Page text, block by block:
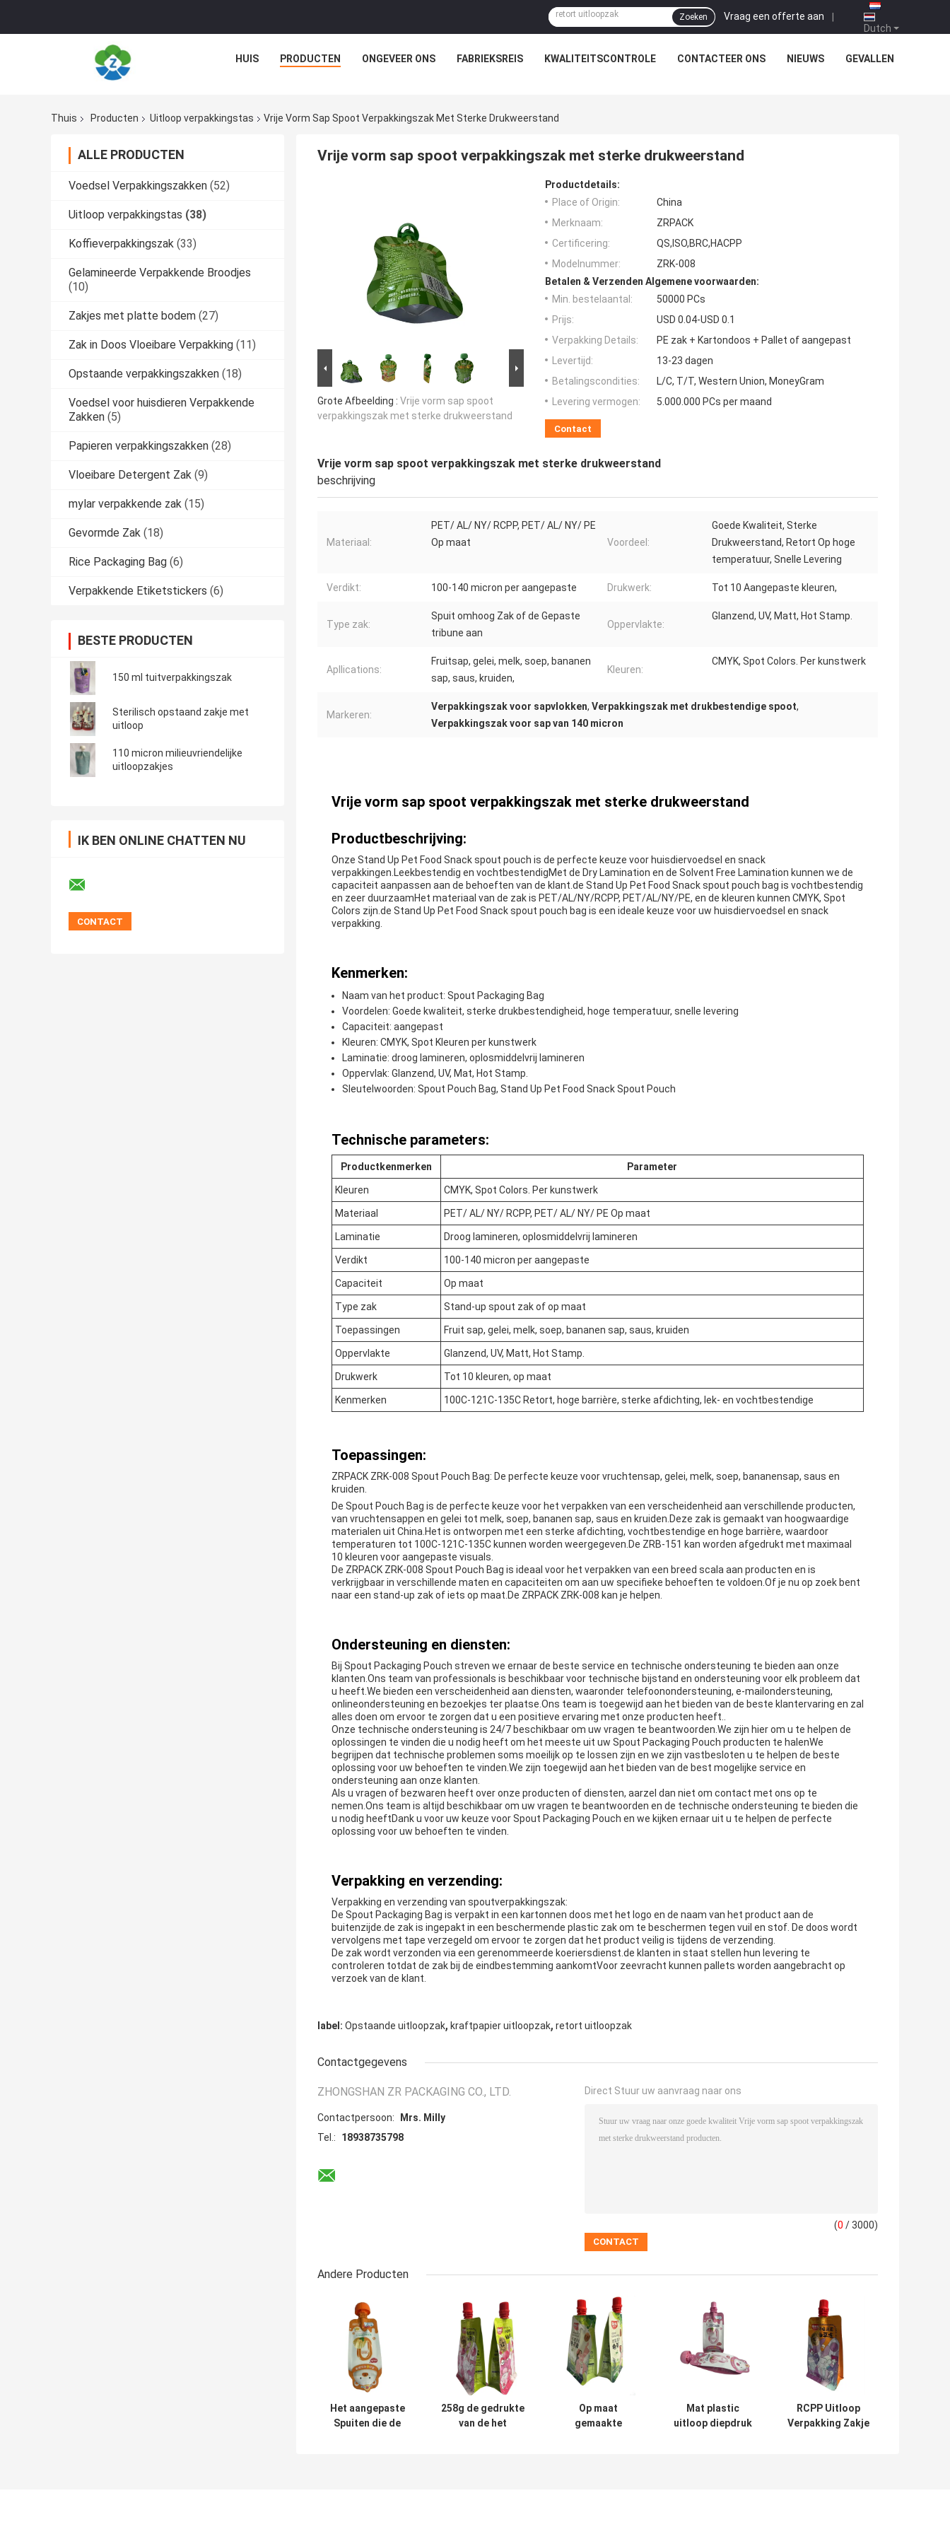
Dutch
Vraag een offerte aan |
Zoeken
HUIS PRODUCTEN ONGEVEER ONS FABRIEKSREIS KWALITEITSCONTROLE CONTACTEER ONS NIEUWS GEVALLEN
Thuis Producten Uitloop verpakkingstas Vrije Vorm Sap Spoot Verpakkingszak Met Sterke Drukweerstand
ALLE PRODUCTEN
Voedsel Verpakkingszakken (52)
Uitloop verpakkingstas (38)
Koffieverpakkingszak (33)
Gelamineerde Verpakkende Broodjes
(10)
Zakjes met platte bodem (27)
Zak in Doos Vloeibare Verpakking (11)
Opstaande verpakkingszakken (18)
Voedsel voor huisdieren Verpakkende
Zakken (5)
Papieren verpakkingszakken (28)
Vloeibare Detergent Zak (9)
mylar verpakkende zak (15)
Gevormde Zak (18)
Rice Packaging Bag (6)
Verpakkende Etiketstickers (6)
BESTE PRODUCTEN
150 ml tuitverpakkingszak
Sterilisch opstaand zakje met
uitloop
110 micron milieuvriendelijke
uitloopzakjes
IK BEN ONLINE CHATTEN NU
Vrije vorm sap spoot verpakkingszak met sterke drukweerstand
Grote Afbeelding : Vrije vorm sap spoot
verpakkingszak met sterke drukweerstand
Productdetails:
Place of Origin:
China
Merknaam:
ZRPACK
Certificering:
QS,ISO,BRC,HACPP
Modelnummer:
ZRK-008
Betalen & Verzenden Algemene voorwaarden:
Min. bestelaantal:
50000 PCs
Prijs:
USD 0.04-USD 0.1
Verpakking Details:
PE zak + Kartondoos + Pallet of aangepast
Levertijd:
13-23 dagen
Betalingscondities:
L/C, T/T, Western Union, MoneyGram
Levering vermogen:
5.000.000 PCs per maand
Contact
Vrije vorm sap spoot verpakkingszak met sterke drukweerstand
beschrijving
Materiaal:
PET/ AL/ NY/ RCPP, PET/ AL/ NY/ PE
Op maat
Voordeel:
Goede Kwaliteit, Sterke
Drukweerstand, Retort Op hoge
temperatuur, Snelle Levering
Verdikt: 100-140 micron per aangepaste Drukwerk: Tot 10 Aangepaste kleuren,
Type zak:
Spuit omhoog Zak of de Gepaste
tribune aan
Oppervlakte:
Glanzend, UV, Matt, Hot Stamp.
Apllications:
Fruitsap, gelei, melk, soep, bananen
sap, saus, kruiden,
Kleuren:
CMYK, Spot Colors. Per kunstwerk
Markeren:
Verpakkingszak voor sapvlokken, Verpakkingszak met drukbestendige spoot,
Verpakkingszak voor sap van 140 micron
Vrije vorm sap spoot verpakkingszak met sterke drukweerstand
Productbeschrijving:
Onze Stand Up Pet Food Snack spout pouch is de perfecte keuze voor huisdiervoedsel en snack
verpakkingen.Leekbestendig en vochtbestendigMet de Dry Lamination en de Solvent Free Lamination kunnen we de
capaciteit aanpassen aan de behoeften van de klant.de Stand Up Pet Food Snack spout pouch bag is vochtbestendig
en zeer duurzaamHet materiaal van de zak is PET/AL/NY/RCPP, PET/AL/NY/PE, en de kleuren kunnen CMYK, Spot
Colors zijn.de Stand Up Pet Food Snack spout pouch bag is een ideale keuze voor uw huisdiervoedsel en snack
verpakking.
Kenmerken:
Naam van het product: Spout Packaging Bag
Voordelen: Goede kwaliteit, sterke drukbestendigheid, hoge temperatuur, snelle levering
Capaciteit: aangepast
Kleuren: CMYK, Spot Kleuren per kunstwerk
Laminatie: droog lamineren, oplosmiddelvrij lamineren
Oppervlak: Glanzend, UV, Mat, Hot Stamp.
Sleutelwoorden: Spout Pouch Bag, Stand Up Pet Food Snack Spout Pouch
Technische parameters:
Productkenmerken Parameter
Kleuren CMYK, Spot Colors. Per kunstwerk
Materiaal PET/ AL/ NY/ RCPP, PET/ AL/ NY/ PE Op maat
Laminatie Droog lamineren, oplosmiddelvrij lamineren
Verdikt 100-140 micron per aangepaste
Capaciteit Op maat
Type zak Stand-up spout zak of op maat
Toepassingen Fruit sap, gelei, melk, soep, bananen sap, saus, kruiden
Oppervlakte Glanzend, UV, Matt, Hot Stamp.
Drukwerk Tot 10 kleuren, op maat
Kenmerken 100C-121C-135C Retort, hoge barrière, sterke afdichting, lek- en vochtbestendige
Toepassingen:
ZRPACK ZRK-008 Spout Pouch Bag: De perfecte keuze voor vruchtensap, gelei, melk, soep, bananensap, saus en
kruiden.
De Spout Pouch Bag is de perfecte keuze voor het verpakken van een verscheidenheid aan verschillende producten,
van vruchtensappen en gelei tot melk, soep, bananen sap, saus en kruiden.Deze zak is gemaakt van hoogwaardige
materialen uit China.Het is ontworpen met een sterke afdichting, vochtbestendige en hoge barrière, waardoor
temperaturen tot 100C-121C-135C kunnen worden weergegeven.De ZRB-151 kan worden afgedrukt met maximaal
10 kleuren voor aangepaste visuals.
De ZRPACK ZRK-008 Spout Pouch Bag is ideaal voor het verpakken van een breed scala aan producten en is
verkrijgbaar in verschillende maten en capaciteiten om aan uw specifieke behoeften te voldoen.Of je nu op zoek bent
naar een stand-up zak of iets op maat.De ZRPACK ZRK-008 kan je helpen.
Ondersteuning en diensten:
Bij Spout Packaging Pouch streven we ernaar de beste service en technische ondersteuning te bieden aan onze
klanten.Ons team van professionals is beschikbaar voor technische bijstand en ondersteuning voor elk probleem dat
u heeft.We bieden een verscheidenheid aan diensten, waaronder telefoonondersteuning, e-mailondersteuning,
onlineondersteuning en bezoekjes ter plaatse.Ons team is toegewijd aan het bieden van de beste klantervaring en zal
alles doen om ervoor te zorgen dat u een positieve ervaring met onze producten heeft..
Onze technische ondersteuning is 24/7 beschikbaar om uw vragen te beantwoorden.We zijn hier om u te helpen de
oplossingen te vinden die u nodig heeft om het meeste uit uw Spout Packaging Pouch producten te halenWe
begrijpen dat technische problemen soms moeilijk op te lossen zijn en we zijn vastbesloten u te helpen de beste
oplossing voor uw behoeften te vinden.We zijn toegewijd aan het bieden van de best mogelijke service en
ondersteuning aan onze klanten.
Als u vragen of bezwaren heeft over onze producten of diensten, aarzel dan niet om contact met ons op te
nemen.Ons team is altijd beschikbaar om uw vragen te beantwoorden en de technische ondersteuning te bieden die
u nodig heeftDank u voor uw keuze voor Spout Packaging Pouch en we kijken ernaar uit u te helpen de perfecte
oplossing voor uw behoeften te vinden.
Verpakking en verzending:
Verpakking en verzending van spoutverpakkingszak:
De Spout Packaging Bag is verpakt in een kartonnen doos met het logo en de naam van het product aan de
buitenzijde.de zak is ingepakt in een beschermende plastic zak om te beschermen tegen vuil en stof. De doos wordt
vervolgens met tape verzegeld om ervoor te zorgen dat het product veilig is tijdens de verzending.
De zak wordt verzonden via een gerenommeerde koeriersdienst.de klanten in staat stellen hun levering te
controleren totdat de zak bij de eindbestemming aankomtVoor zeevracht kunnen pallets worden aangebracht op
verzoek van de klant.
label: Opstaande uitloopzak, kraftpapier uitloopzak, retort uitloopzak
Contactgegevens
ZHONGSHAN ZR PACKAGING CO., LTD.
Contactpersoon:
Mrs. Milly
Tel.:
18938735798
Direct Stuur uw aanvraag naar ons
(0 / 3000)
Andere Producten
Het aangepaste
Spuiten die de
258g de gedrukte
van de het
Op maat
gemaakte
Mat plastic
uitloop diepdruk
RCPP Uitloop
Verpakking Zakje